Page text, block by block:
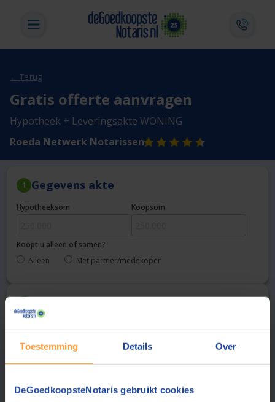
Toestemming Details Over
DeGoedkoopsteNotaris gebruikt cookies
← Terug
Gratis offerte aanvragen
Hypotheek + Leveringsakte WONING
Roeda Netwerk Notarissen
1 Gegevens akte
Hypotheeksom Koopsom
Koopt u alleen of samen?
Alleen
Met partner/medekoper